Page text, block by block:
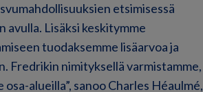
etsimisessä
Lisäksi keskitymme
tuodaksemme lisäarvoa ja
Fredrikin nimityksellä varmistamme,
alueilla”, sanoo Charles Héaulmé,